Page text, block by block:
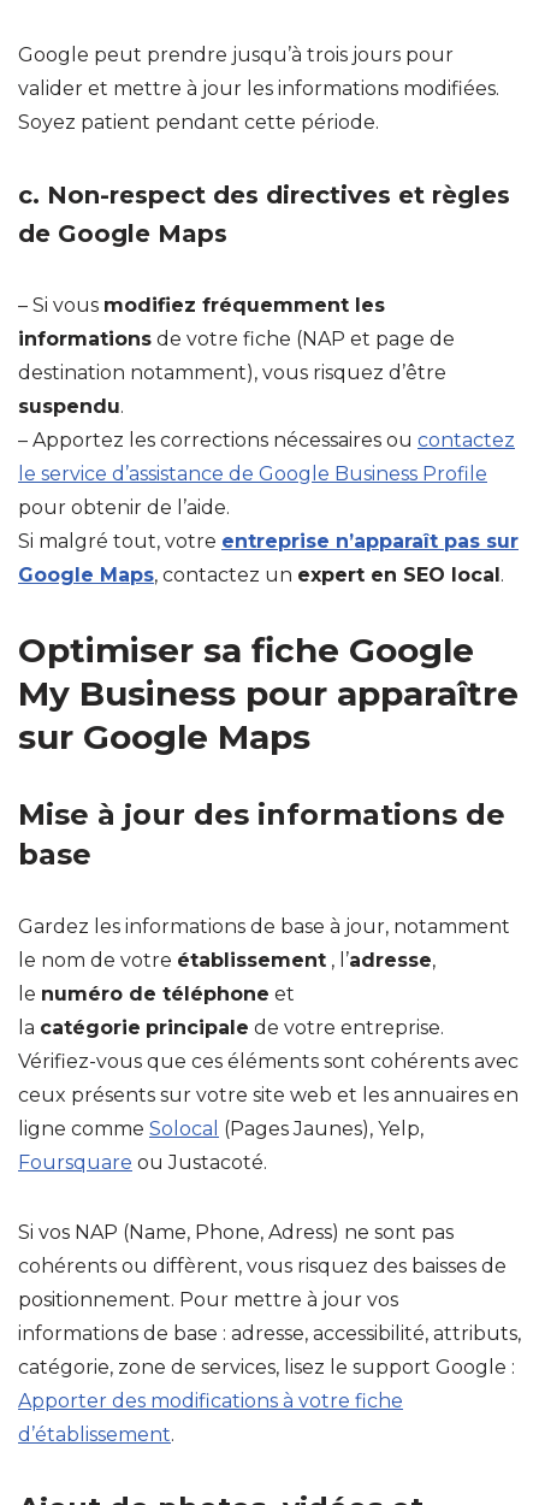
Google peut prendre jusqu’à trois jours pour
valider et mettre à jour les informations modifiées.
Soyez patient pendant cette période.
c. Non-respect des directives et règles
de Google Maps
– Si vous modifiez fréquemment les
informations de votre fiche (NAP et page de
destination notamment), vous risquez d’être
suspendu.
– Apportez les corrections nécessaires ou contactez
le service d’assistance de Google Business Profile
pour obtenir de l’aide.
Si malgré tout, votre entreprise n’apparaît pas sur
Google Maps, contactez un expert en SEO local.
Optimiser sa fiche Google
My Business pour apparaître
sur Google Maps
Mise à jour des informations de
base
Gardez les informations de base à jour, notamment
le nom de votre établissement , l’adresse,
le numéro de téléphone et
la catégorie principale de votre entreprise.
Vérifiez-vous que ces éléments sont cohérents avec
ceux présents sur votre site web et les annuaires en
ligne comme Solocal (Pages Jaunes), Yelp,
Foursquare ou Justacoté.
Si vos NAP (Name, Phone, Adress) ne sont pas
cohérents ou diffèrent, vous risquez des baisses de
positionnement. Pour mettre à jour vos
informations de base : adresse, accessibilité, attributs,
catégorie, zone de services, lisez le support Google :
Apporter des modifications à votre fiche
d’établissement.